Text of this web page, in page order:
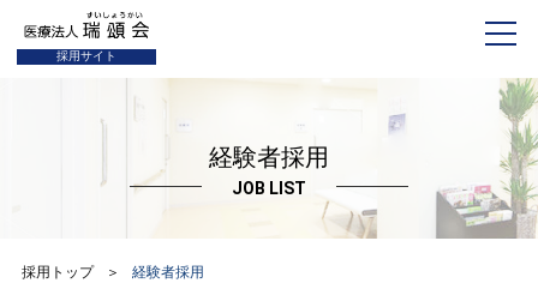
採用サイト
経験者採用
JOB LIST
採用トップ ＞ 経験者採用